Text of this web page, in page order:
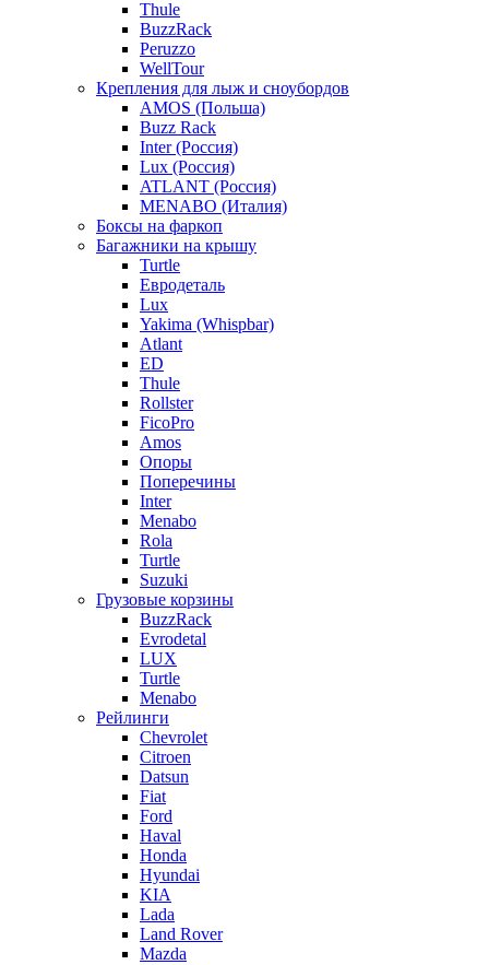
Thule
BuzzRack
Peruzzo
WellTour
Крепления для лыж и сноубордов
AMOS (Польша)
Buzz Rack
Inter (Россия)
Lux (Россия)
ATLANT (Россия)
MENABO (Италия)
Боксы на фаркоп
Багажники на крышу
Turtle
Евродеталь
Lux
Yakima (Whispbar)
Atlant
ED
Thule
Rollster
FicoPro
Amos
Опоры
Поперечины
Inter
Menabo
Rola
Turtle
Suzuki
Грузовые корзины
BuzzRack
Evrodetal
LUX
Turtle
Menabo
Рейлинги
Chevrolet
Citroen
Datsun
Fiat
Ford
Haval
Honda
Hyundai
KIA
Lada
Land Rover
Mazda